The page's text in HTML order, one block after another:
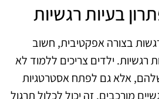
בעיות רגשיות
בצורה אפקטיבית, חשוב
רגשיות. ילדים צריכים ללמוד לא
אלא גם לפתח אסטרטגיות
מורכבים. זה יכול לכלול תרגול